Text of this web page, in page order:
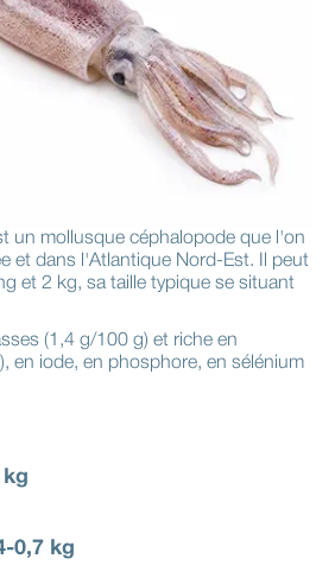
un mollusque céphalopode que l'on
et dans l'Atlantique Nord-Est. Il peut
et 2 kg, sa taille typique se situant
(1,4 g/100 g) et riche en
en iode, en phosphore, en sélénium
kg
0,7 kg